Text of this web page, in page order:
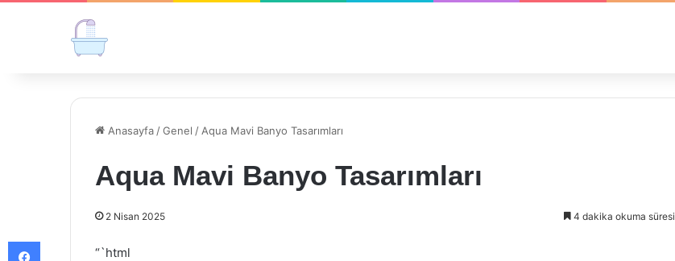
Anasayfa /Genel / Aqua Mavi Banyo Tasarımları
Aqua Mavi Banyo Tasarımları
2 Nisan 2025 4 dakika okuma süresi
“`html
Facebook